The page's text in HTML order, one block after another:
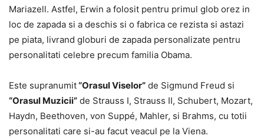
Mariazell. Astfel, Erwin a folosit pentru primul glob orez in
loc de zapada si a deschis si o fabrica ce rezista si astazi
pe piata, livrand globuri de zapada personalizate pentru
personalitati celebre precum familia Obama.
Este supranumit“Orasul Viselor” de Sigmund Freud si
“Orasul Muzicii” de Strauss I, Strauss II, Schubert, Mozart,
Haydn, Beethoven, von Suppé, Mahler, si Brahms, cu totii
personalitati care si-au facut veacul pe la Viena.